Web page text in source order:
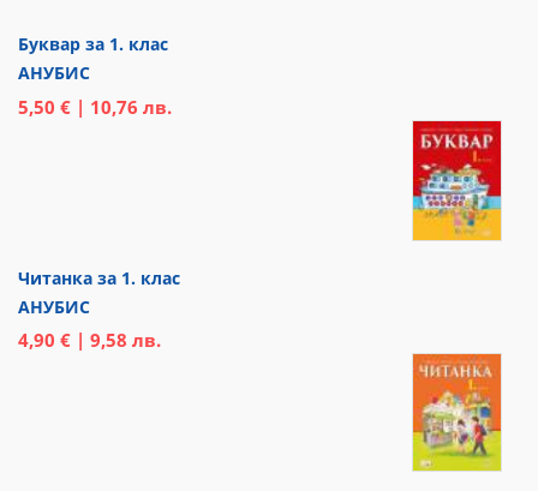
Буквар за 1. клас
АНУБИС
5,50 € | 10,76 лв.
Читанка за 1. клас
АНУБИС
4,90 € | 9,58 лв.